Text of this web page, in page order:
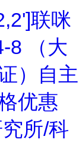
联咪
8 （大
）自主
优惠
所/科